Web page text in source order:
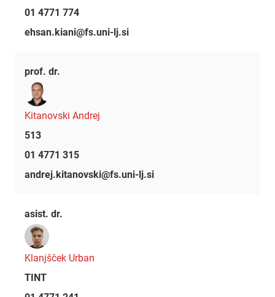
01 4771 774
ehsan.kiani@fs.uni-lj.si
prof. dr.
Kitanovski Andrej
513
01 4771 315
andrej.kitanovski@fs.uni-lj.si
asist. dr.
Klanjšček Urban
TINT